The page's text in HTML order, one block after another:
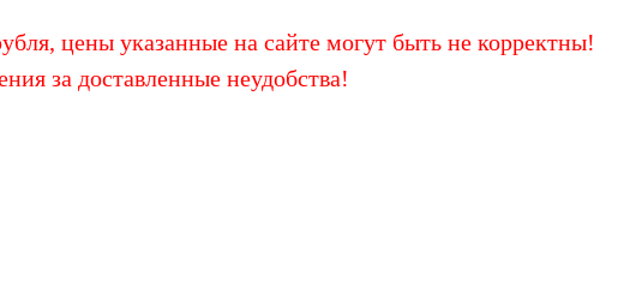
цены указанные на сайте могут быть не корректны!
за доставленные неудобства!